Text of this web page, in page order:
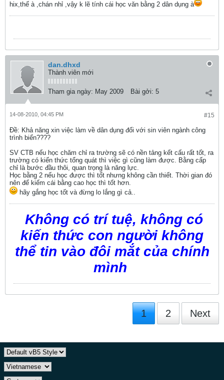
hix,thế à ,chán nhỉ ,vậy k lẽ tính cái học văn bằng 2 dân dụng à
dan.dhxd
Thành viên mới
Tham gia ngày: May 2009 Bài gởi: 5
#15
14-08-2010, 04:45 PM
Ðề: Khả năng xin việc làm về dân dụng đối với sin viên ngành công
trình biển????
SV CTB nếu học chăm chỉ ra trường sẽ có nền tảng kết cấu rất tốt, ra
trường có kiến thức tổng quát thì việc gì cũng làm được. Bằng cấp
chỉ là bước đầu thôi, quan trọng là năng lực.
Học bằng 2 nếu học được thì tốt nhưng không cần thiết. Thời gian đó
nên để kiếm cái bằng cao học thì tốt hơn.
hãy gắng học tốt và đừng lo lắng gì cả..
Không có trí tuệ, không có
kiến thức con người không
thể tin vào đôi mắt của chính
mình
1 2 Next